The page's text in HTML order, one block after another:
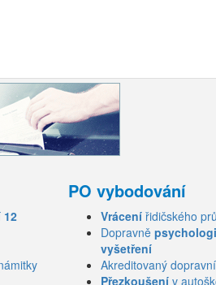
12
PO vybodování
Vrácení řidičského
Dopravně
vyšetření
Akreditovaný
Přezkoušení v